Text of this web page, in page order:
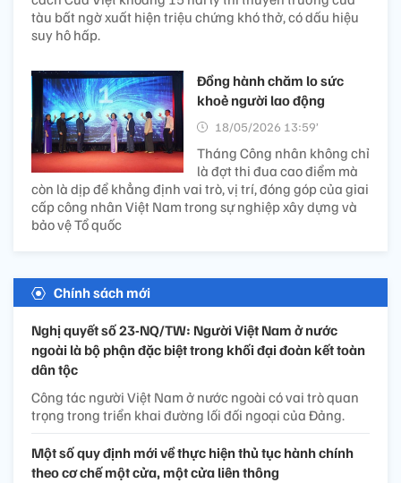
tàu bất ngờ xuất hiện triệu chứng khó thở, có dấu hiệu
suy hô hấp.
Đồng hành chăm lo sức
khoẻ người lao động
18/05/2026 13:59’
Tháng Công nhân không chỉ
là đợt thi đua cao điểm mà
còn là dịp để khẳng định vai trò, vị trí, đóng góp của giai
cấp công nhân Việt Nam trong sự nghiệp xây dựng và
bảo vệ Tổ quốc
Chính sách mới
Nghị quyết số 23-NQ/TW: Người Việt Nam ở nước
ngoài là bộ phận đặc biệt trong khối đại đoàn kết toàn
dân tộc
Công tác người Việt Nam ở nước ngoài có vai trò quan
trọng trong triển khai đường lối đối ngoại của Đảng.
Một số quy định mới về thực hiện thủ tục hành chính
theo cơ chế một cửa, một cửa liên thông